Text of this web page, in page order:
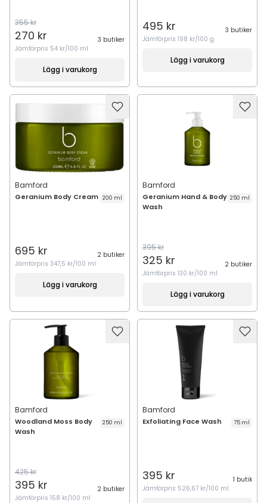
355 kr
270 kr
3 butiker
Jämförpris 54 kr/100 ml
Lägg i varukorg
495 kr
3 butiker
Jämförpris 198 kr/100 g
Lägg i varukorg
Bamford
Geranium Body Cream 200 ml
695 kr
2 butiker
Jämförpris 347,5 kr/100 ml
Lägg i varukorg
Bamford
Geranium Hand & Body
Wash
250 ml
395 kr
325 kr
2 butiker
Jämförpris 130 kr/100 ml
Lägg i varukorg
Bamford
Woodland Moss Body
Wash
250 ml
425 kr
395 kr
2 butiker
Jämförpris 158 kr/100 ml
Bamford
Exfoliating Face Wash 75 ml
395 kr
1 butik
Jämförpris 526,67 kr/100 ml